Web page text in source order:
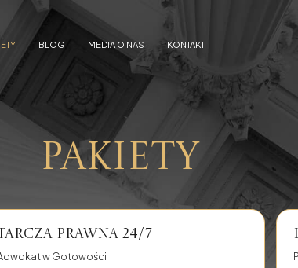
SDE - dozór elektroniczny
ENA - europejski nakaz aresztowania
Wypadki drogowe
wierzycielami Umowy - przygotowanie i ich
BLOG MEDIA O NAS KONTAKT
Pakiety
prawna 24/7
w Gotowości